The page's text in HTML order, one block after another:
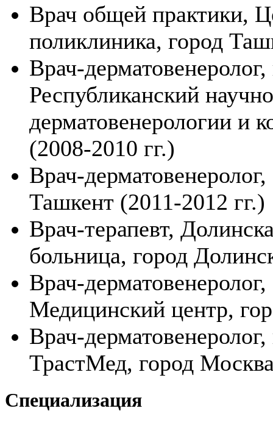
Врач общей практики,
поликлиника, город
Врач-
Республиканский
дерматовенерологии и
(2008-2010 гг.)
Врач-
Ташкент (2011-2012 гг.)
Врач-терапевт,
больница, город
Врач-
Медицинский центр,
Врач-
ТрастМед, город
Специализация